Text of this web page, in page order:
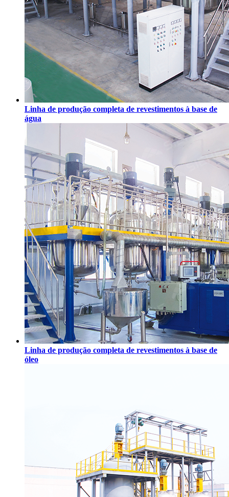
Linha de produção completa de revestimentos à base de
água
Linha de produção completa de revestimentos à base de
óleo